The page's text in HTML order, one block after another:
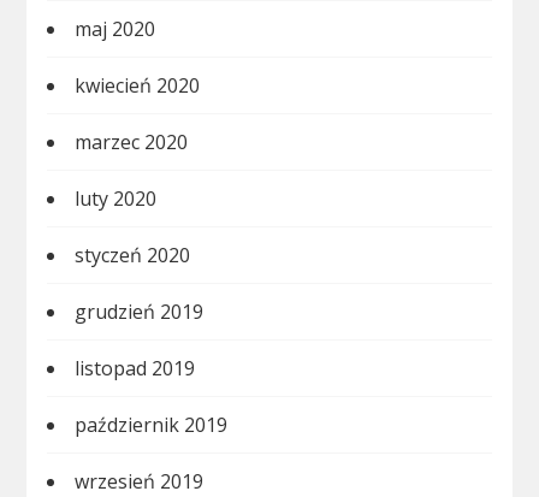
maj 2020
kwiecień 2020
marzec 2020
luty 2020
styczeń 2020
grudzień 2019
listopad 2019
październik 2019
wrzesień 2019